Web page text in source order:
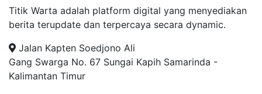
Titik Warta adalah platform digital yang menyediakan
berita terupdate dan terpercaya secara dynamic.
Jalan Kapten Soedjono Ali
Gang Swarga No. 67 Sungai Kapih Samarinda -
Kalimantan Timur